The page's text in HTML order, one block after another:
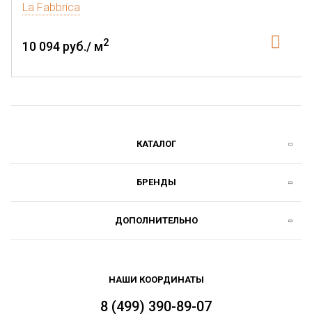
La Fabbrica
10 094 руб./ м2
КАТАЛОГ
БРЕНДЫ
ДОПОЛНИТЕЛЬНО
НАШИ КООРДИНАТЫ
8 (499) 390-89-07